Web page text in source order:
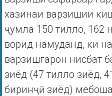
хазинаи варзишии
ҷумла 150 тилло, 162
ворид намуданд, ки
варзишгарон нисбат
зиёд (47 тилло зиёд,
биринҷӣ зиёд)